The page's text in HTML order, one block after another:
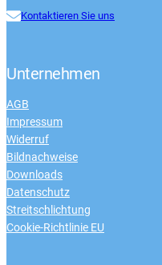
Kontaktieren Sie uns
Unternehmen
AGB
Impressum
Widerruf
Bildnachweise
Downloads
Datenschutz
Streitschlichtung
Cookie-Richtlinie EU